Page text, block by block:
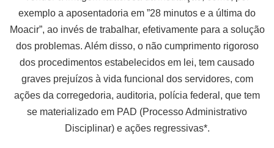
exemplo a aposentadoria em ”28 minutos e a última do
Moacir”, ao invés de trabalhar, efetivamente para a solução
dos problemas. Além disso, o não cumprimento rigoroso
dos procedimentos estabelecidos em lei, tem causado
graves prejuízos à vida funcional dos servidores, com
ações da corregedoria, auditoria, polícia federal, que tem
se materializado em PAD (Processo Administrativo
Disciplinar) e ações regressivas*.